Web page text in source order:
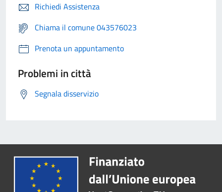
Richiedi Assistenza
Chiama il comune 043576023
Prenota un appuntamento
Problemi in città
Segnala disservizio